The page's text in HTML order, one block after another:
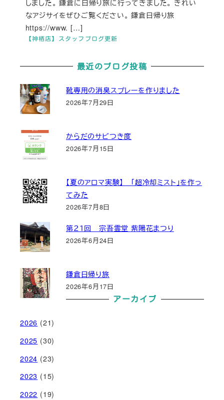
【神栖店】スタッフブログ更新
しました。 鎌倉に日帰り旅に行ってきました。 きれい
なアジサイをぜひご覧ください。 鎌倉日帰り旅
https://www. […]
最近のブログ投稿
靴専用の消臭スプレーを作りました
2026年7月29日
からだのサビつき度
2026年7月15日
【夏のアロマ実験】 「超冷却ミスト」を作っ
てみた
2026年7月8日
第２１回 宗吾霊堂 紫陽花まつり
2026年6月24日
鎌倉日帰り旅
2026年6月17日
アーカイブ
2026 (21)
2025 (30)
2024 (23)
2023 (15)
2022 (19)